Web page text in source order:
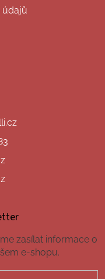
údajů
zasílat informace o
e-shopu.